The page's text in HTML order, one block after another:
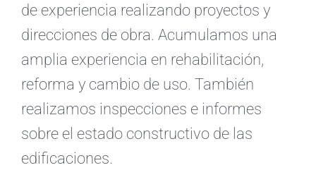
de experiencia realizando proyectos y
direcciones de obra. Acumulamos una
amplia experiencia en rehabilitación,
reforma y cambio de uso. También
realizamos inspecciones e informes
sobre el estado constructivo de las
edificaciones.